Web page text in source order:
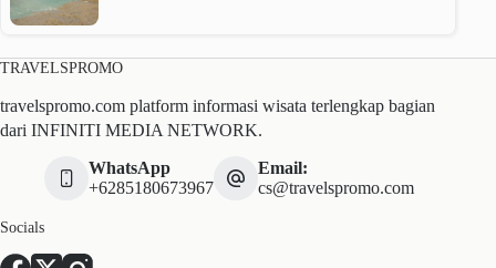
TRAVELSPROMO
travelspromo.com platform informasi wisata terlengkap bagian
dari INFINITI MEDIA NETWORK.
WhatsApp
+6285180673967
Email:
cs@travelspromo.com
Socials